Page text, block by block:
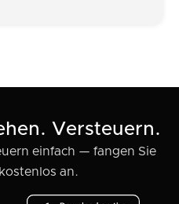
Versteuern.
einfach — fangen Sie
an.